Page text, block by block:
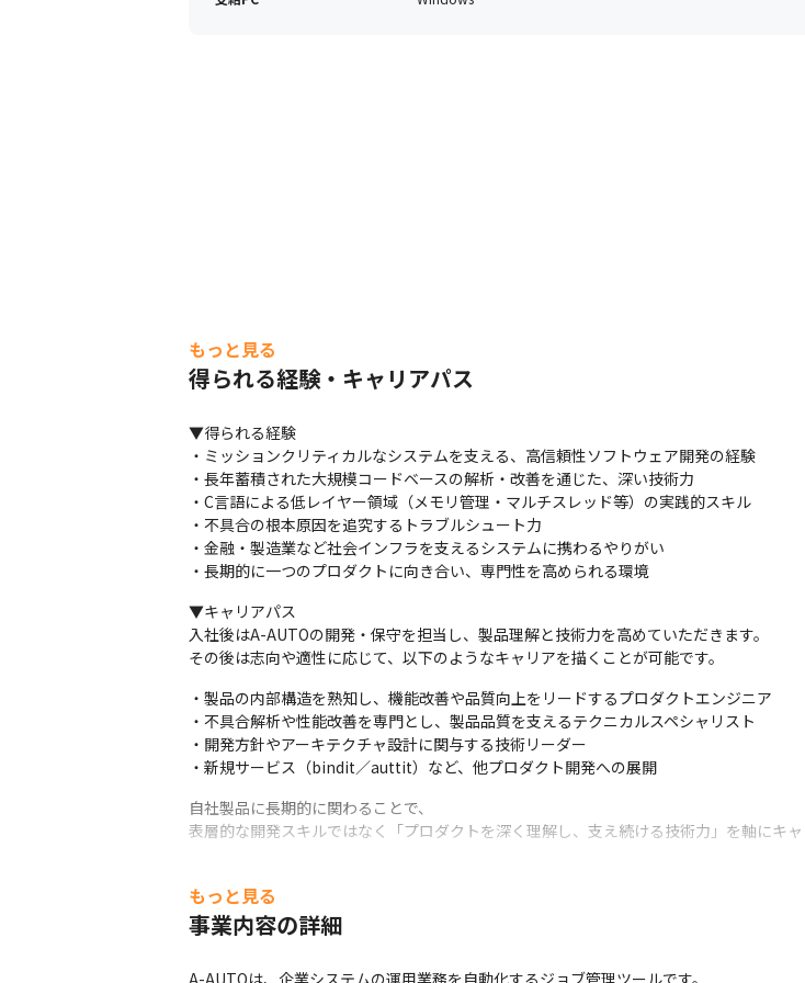
もっと見る
得られる経験・キャリアパス
▼得られる経験
・ミッションクリティカルなシステムを支える、高信頼性ソフトウェア開発の経験
・長年蓄積された大規模コードベースの解析・改善を通じた、深い技術力
・C言語による低レイヤー領域（メモリ管理・マルチスレッド等）の実践的スキル
・不具合の根本原因を追究するトラブルシュート力
・金融・製造業など社会インフラを支えるシステムに携わるやりがい
・長期的に一つのプロダクトに向き合い、専門性を高められる環境
▼キャリアパス
入社後はA-AUTOの開発・保守を担当し、製品理解と技術力を高めていただきます。
その後は志向や適性に応じて、以下のようなキャリアを描くことが可能です。
・製品の内部構造を熟知し、機能改善や品質向上をリードするプロダクトエンジニア
・不具合解析や性能改善を専門とし、製品品質を支えるテクニカルスペシャリスト
・開発方針やアーキテクチャ設計に関与する技術リーダー
・新規サービス（bindit／auttit）など、他プロダクト開発への展開
自社製品に長期的に関わることで、
表層的な開発スキルではなく「プロダクトを深く理解し、支え続ける技術力」を軸にキャ
もっと見る
事業内容の詳細
A-AUTOは、企業システムの運用業務を自動化するジョブ管理ツールです。